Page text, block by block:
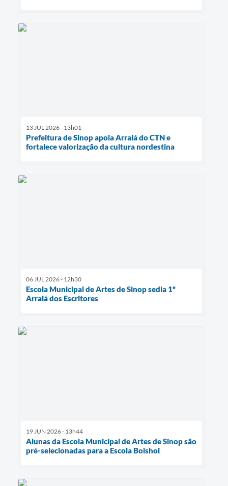
13 JUL 2026 - 13h01
Prefeitura de Sinop apoia Arraiá do CTN e
fortalece valorização da cultura nordestina
06 JUL 2026 - 12h30
Escola Municipal de Artes de Sinop sedia 1º
Arraiá dos Escritores
19 JUN 2026 - 13h44
Alunas da Escola Municipal de Artes de Sinop são
pré-selecionadas para a Escola Bolshoi